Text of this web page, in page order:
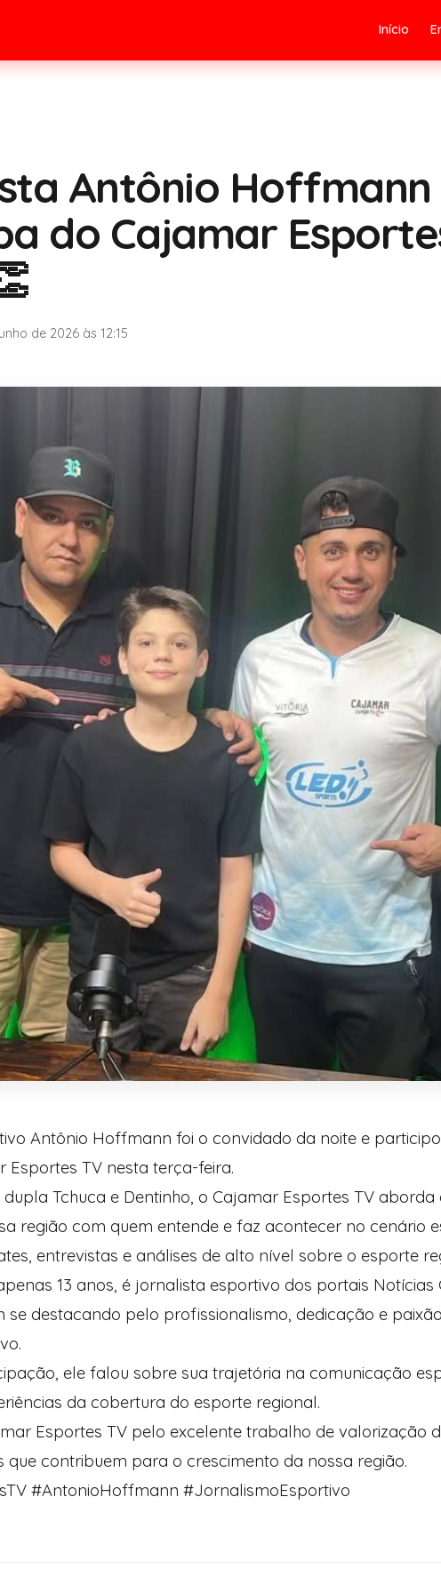
Início
Antônio Hoffmann
do Cajamar
de 2026 às 12:15
Antônio Hoffmann foi o convidado da noite e
Esportes TV nesta terça-feira.
Tchuca e Dentinho, o Cajamar Esportes TV aborda
região com quem entende e faz acontecer no cenário
entrevistas e análises de alto nível sobre o esporte
13 anos, é jornalista esportivo dos portais Notícias
se destacando pelo profissionalismo, dedicação e
ele falou sobre sua trajetória na comunicação
da cobertura do esporte regional.
Esportes TV pelo excelente trabalho de valorização
que contribuem para o crescimento da nossa região.
#AntonioHoffmann #JornalismoEsportivo